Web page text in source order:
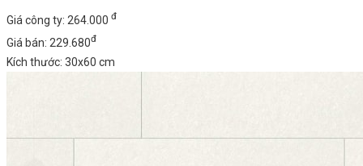
Giá công ty: 264.000 đ
Giá bán: 229.680đ
Kích thước: 30x60 cm